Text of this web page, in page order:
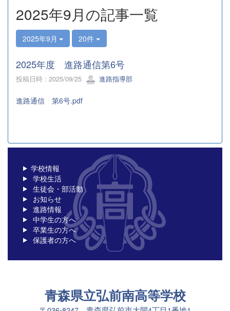
2025年9月の記事一覧
2025年9月 20件
2025年度 進路通信第6号
投稿日時 : 2025/09/25 進路指導部
進路通信 第6号.pdf
学校情報
学校生活
生徒会・部活動
お知らせ
進路情報
中学生の方へ
卒業生の方へ
保護者の方へ
青森県立弘前南高等学校